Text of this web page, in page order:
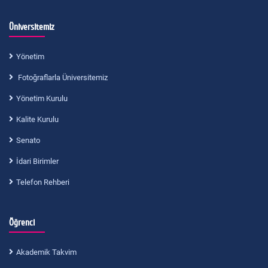
Üniversitemiz
Yönetim
Fotoğraflarla Üniversitemiz
Yönetim Kurulu
Kalite Kurulu
Senato
İdari Birimler
Telefon Rehberi
Öğrenci
Akademik Takvim